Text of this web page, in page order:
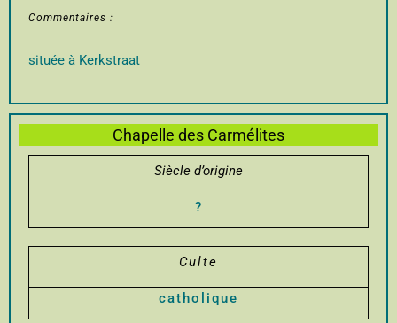
Commentaires :
située à Kerkstraat
Chapelle des Carmélites
Siècle d’origine
?
Culte
catholique